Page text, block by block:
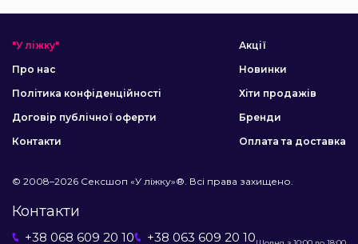
"У ліжку"
Про нас
Політика конфіденційності
Договір публічної оферти
Контакти
Акції
Новинки
Хіти продажів
Бренди
Оплата та доставка
© 2008–2026 Сексшоп «У ліжку»®. Всі права захищено.
Контакти
+38 068 609 20 10 +38 063 609 20 10